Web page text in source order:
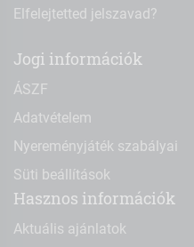
Elfelejtetted jelszavad?
Jogi információk
ÁSZF
Adatvételem
Nyereményjáték szabályai
Süti beállítások
Hasznos információk
Aktuális ajánlatok